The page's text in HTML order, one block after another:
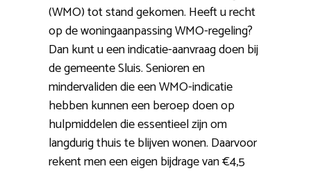
(WMO) tot stand gekomen. Heeft u recht
op de woningaanpassing WMO-regeling?
Dan kunt u een indicatie-aanvraag doen bij
de gemeente Sluis. Senioren en
mindervaliden die een WMO-indicatie
hebben kunnen een beroep doen op
hulpmiddelen die essentieel zijn om
langdurig thuis te blijven wonen. Daarvoor
rekent men een eigen bijdrage van €4,5